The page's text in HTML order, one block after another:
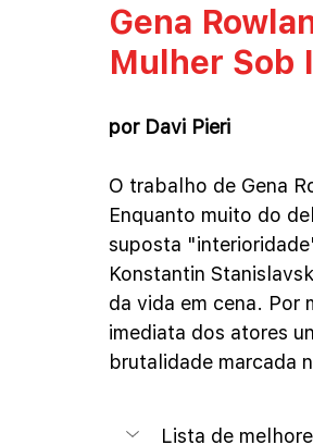
Gena
Mulher Sob
por Davi Pieri
O trabalho de Gena
Enquanto muito do
suposta
Konstantin
da vida em cena. Por
imediata dos atores
brutalidade marcada
Lista de